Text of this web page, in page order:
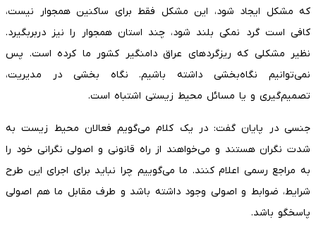
که مشکل ایجاد شود، این مشکل فقط برای ساکنین همجوار نیست،
کافی است گرد نمکی بلند شود، چند استان همجوار را نیز دربربگیرد.
نظیر مشکلی که ریزگردهای عراق دامنگیر کشور ما کرده است. پس
نمی‌توانیم نگاه‌بخشی داشته باشیم. نگاه بخشی در مدیریت،
تصمیم‌گیری و یا مسائل محیط زیستی اشتباه است.
جنسی در پایان گفت: در یک کلام می‌گویم فعالان محیط زیست به
شدت نگران هستند و می‌خواهند از راه قانونی و اصولی نگرانی خود را
به مراجع رسمی اعلام کنند. ما می‌گوییم چرا نباید برای اجرای این طرح
شرایط، ضوابط و اصولی وجود داشته باشد و طرف مقابل ما هم اصولی
پاسخگو باشد.